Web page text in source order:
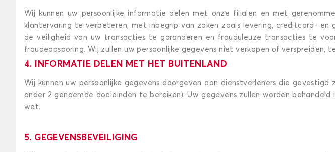
Wij kunnen uw persoonlijke informatie delen met onze filialen en met
klantervaring te verbeteren, met inbegrip van zaken zoals levering, creditcard- en
de veiligheid van uw transacties te garanderen en frauduleuze transacties te
fraudeopsporing. Wij zullen uw persoonlijke gegevens niet verkopen of verspreiden,
4. INFORMATIE DELEN MET HET BUITENLAND
Wij kunnen uw persoonlijke gegevens doorgeven aan dienstverleners die
onder 2 genoemde doeleinden te bereiken). Uw gegevens zullen worden
wet.
5. GEGEVENSBEVEILIGING